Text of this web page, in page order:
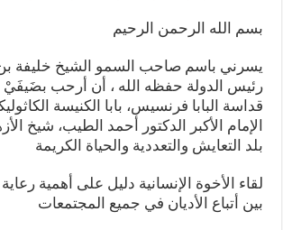
بسم الله الرحمن الرحيم
يسرني باسم صاحب السمو الشيخ خليفة بن
رئيس الدولة حفظه الله ، أن أرحب بضَيفَيْ
قداسة البابا فرنسيس، بابا الكنيسة
الإمام الأكبر الدكتور أحمد الطيب، شيخ
بلد التعايش والتعددية والحياة الكريمة
لقاء الأخوة الإنسانية دليل على أهمية رعاية
بين أتباع الأديان في جميع المجتمعات